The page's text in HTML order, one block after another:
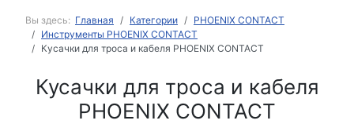
Вы здесь: Главная Категории
PHOENIX CONTACT
Инструменты PHOENIX CONTACT
Кусачки для троса и кабеля PHOENIX CONTACT
Кусачки для троса и кабеля
PHOENIX CONTACT